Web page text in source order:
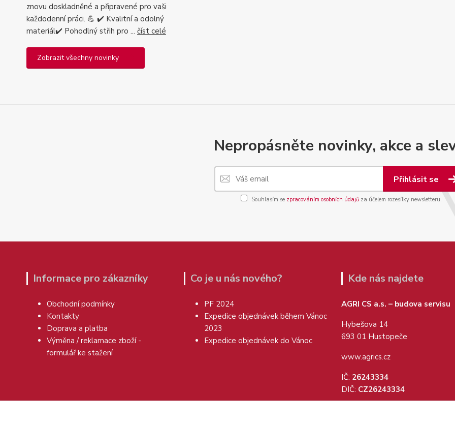
znovu doskladněné a připravené pro vaši
každodenní práci. 💪 ✔️ Kvalitní a odolný
materiál✔️ Pohodlný střih pro ... číst celé
Zobrazit všechny novinky
Nepropásněte novinky, akce a
Přihlásit se
Souhlasím se zpracováním osobních údajů za účelem rozesílky newsletteru.
Informace pro zákazníky
Obchodní podmínky
Kontakty
Doprava a platba
Výměna / reklamace zboží -
formulář ke stažení
Co je u nás nového?
PF 2024
Expedice objednávek během Vánoc
2023
Expedice objednávek do Vánoc
Kde nás najdete
AGRI CS a.s. – budova servisu
Hybešova 14
693 01 Hustopeče
www.agrics.cz
IČ: 26243334
DIČ: CZ26243334